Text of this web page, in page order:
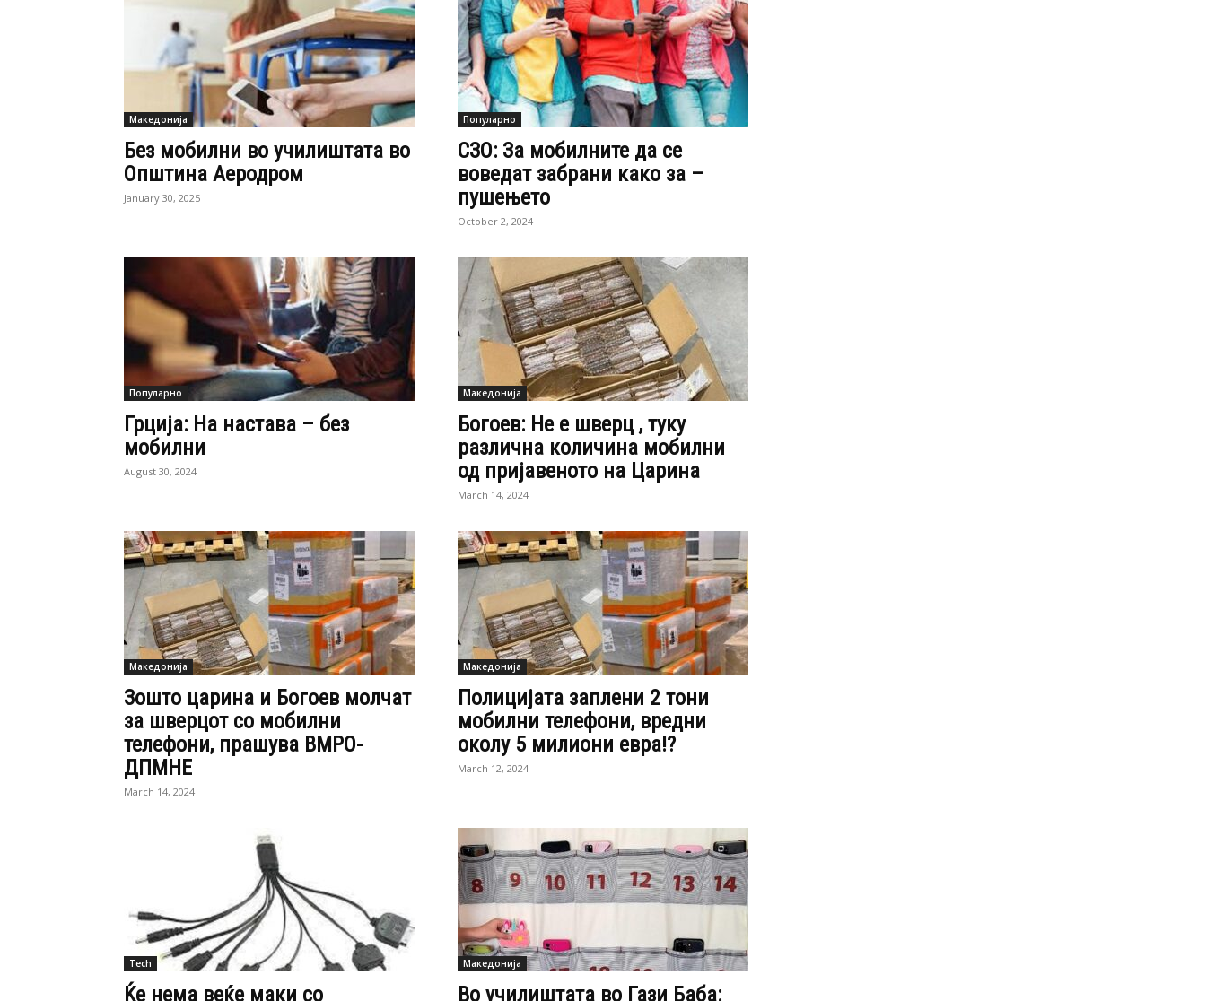
Македонија
Без мобилни во училиштата во
Општина Аеродром
January 30, 2025
Популарно
СЗО: За мобилните да се
воведат забрани како за –
пушењето
October 2, 2024
Популарно
Грција: На настава – без
мобилни
August 30, 2024
Македонија
Богоев: Не е шверц , туку
различна количина мобилни
од пријавеното на Царина
March 14, 2024
Македонија
Зошто царина и Богоев молчат
за шверцот со мобилни
телефони, прашува ВМРО-
ДПМНЕ
March 14, 2024
Македонија
Полицијата заплени 2 тони
мобилни телефони, вредни
околу 5 милиони евра!?
March 12, 2024
Tech
Ќе нема веќе маки со
Македонија
Во училиштата во Гази Баба: